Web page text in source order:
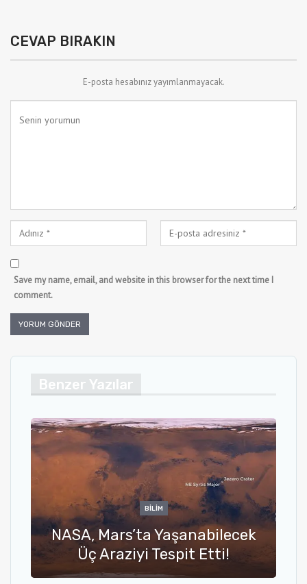
CEVAP BIRAKIN
E-posta hesabınız yayımlanmayacak.
Save my name, email, and website in this browser for the next time I
comment.
Benzer Yazılar
BILIM
NASA, Mars’ta Yaşanabilecek
Üç Araziyi Tespit Etti!